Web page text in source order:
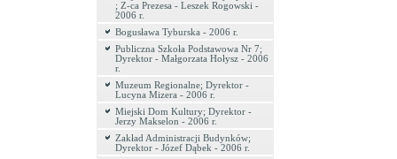
; Z-ca Prezesa - Leszek Rogowski -
2006 r.
Bogusława Tyburska - 2006 r.
Publiczna Szkoła Podstawowa Nr 7;
Dyrektor - Małgorzata Hołysz - 2006
r.
Muzeum Regionalne; Dyrektor -
Lucyna Mizera - 2006 r.
Miejski Dom Kultury; Dyrektor -
Jerzy Makselon - 2006 r.
Zakład Administracji Budynków;
Dyrektor - Józef Dąbek - 2006 r.